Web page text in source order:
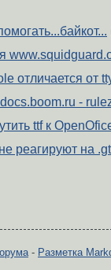
отличается от
-
ttf к
реагируют на
- Разметка